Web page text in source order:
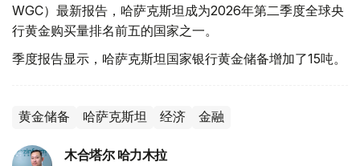
WGC）最新报告，哈萨克斯坦成为2026年第二季度全球央
行黄金购买量排名前五的国家之一。
季度报告显示，哈萨克斯坦国家银行黄金储备增加了15吨。
黄金储备 哈萨克斯坦 经济 金融
木合塔尔 哈力木拉